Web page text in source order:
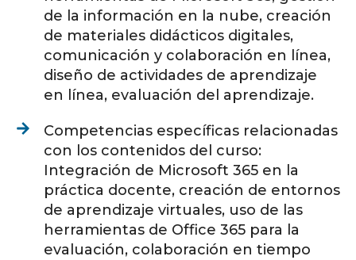
de la información en la nube, creación
de materiales didácticos digitales,
comunicación y colaboración en línea,
diseño de actividades de aprendizaje
en línea, evaluación del aprendizaje.
Competencias específicas relacionadas
con los contenidos del curso:
Integración de Microsoft 365 en la
práctica docente, creación de entornos
de aprendizaje virtuales, uso de las
herramientas de Office 365 para la
evaluación, colaboración en tiempo